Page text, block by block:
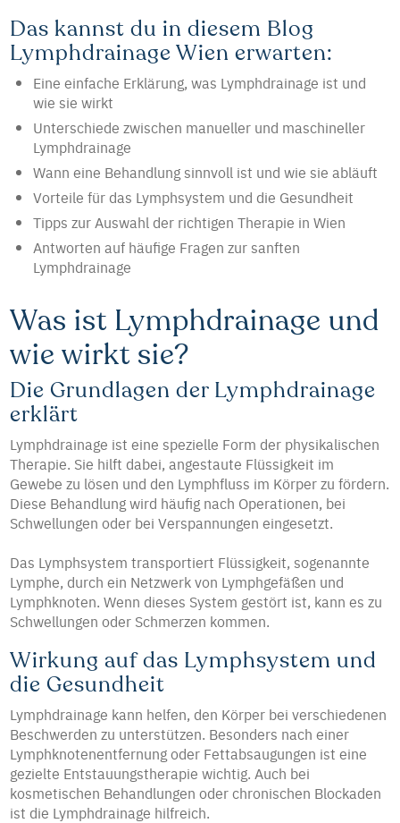
Das kannst du in diesem Blog
Lymphdrainage Wien erwarten:
Eine einfache Erklärung, was Lymphdrainage ist und
wie sie wirkt
Unterschiede zwischen manueller und maschineller
Lymphdrainage
Wann eine Behandlung sinnvoll ist und wie sie abläuft
Vorteile für das Lymphsystem und die Gesundheit
Tipps zur Auswahl der richtigen Therapie in Wien
Antworten auf häufige Fragen zur sanften
Lymphdrainage
Was ist Lymphdrainage und
wie wirkt sie?
Die Grundlagen der Lymphdrainage
erklärt
Lymphdrainage ist eine spezielle Form der physikalischen
Therapie. Sie hilft dabei, angestaute Flüssigkeit im
Gewebe zu lösen und den Lymphfluss im Körper zu fördern.
Diese Behandlung wird häufig nach Operationen, bei
Schwellungen oder bei Verspannungen eingesetzt.
Das Lymphsystem transportiert Flüssigkeit, sogenannte
Lymphe, durch ein Netzwerk von Lymphgefäßen und
Lymphknoten. Wenn dieses System gestört ist, kann es zu
Schwellungen oder Schmerzen kommen.
Wirkung auf das Lymphsystem und
die Gesundheit
Lymphdrainage kann helfen, den Körper bei verschiedenen
Beschwerden zu unterstützen. Besonders nach einer
Lymphknotenentfernung oder Fettabsaugungen ist eine
gezielte Entstauungstherapie wichtig. Auch bei
kosmetischen Behandlungen oder chronischen Blockaden
ist die Lymphdrainage hilfreich.